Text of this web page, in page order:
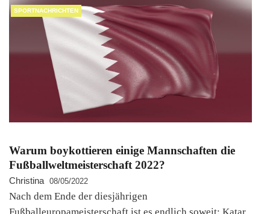
SPORTNACHRICHTEN
Warum boykottieren einige Mannschaften die
Fußballweltmeisterschaft 2022?
Christina 08/05/2022
Nach dem Ende der diesjährigen